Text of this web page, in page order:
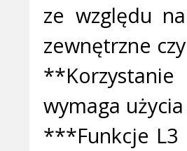
ze względu
zewnętrzne
**Korzystanie
wymaga
***Funkcje L3